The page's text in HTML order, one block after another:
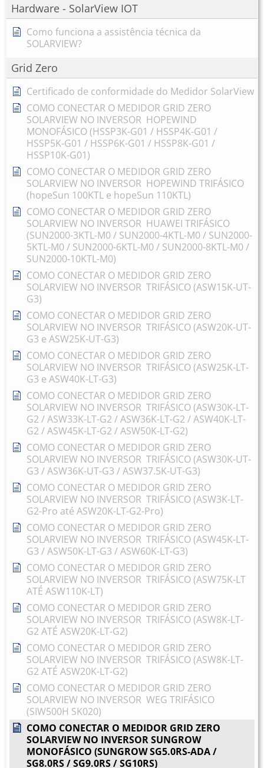
Hardware - SolarView IOT
Como funciona a assistência técnica da
SOLARVIEW?
Grid Zero
Certificado de conformidade do Medidor SolarView
COMO CONECTAR O MEDIDOR GRID ZERO
SOLARVIEW NO INVERSOR HOPEWIND
MONOFÁSICO (HSSP3K-G01 / HSSP4K-G01 /
HSSP5K-G01 / HSSP6K-G01 / HSSP8K-G01 /
HSSP10K-G01)
COMO CONECTAR O MEDIDOR GRID ZERO
SOLARVIEW NO INVERSOR HOPEWIND TRIFÁSICO
(hopeSun 100KTL e hopeSun 110KTL)
COMO CONECTAR O MEDIDOR GRID ZERO
SOLARVIEW NO INVERSOR HUAWEI TRIFÁSICO
(SUN2000-3KTL-M0 / SUN2000-4KTL-M0 / SUN2000-
5KTL-M0 / SUN2000-6KTL-M0 / SUN2000-8KTL-M0 /
SUN2000-10KTL-M0)
COMO CONECTAR O MEDIDOR GRID ZERO
SOLARVIEW NO INVERSOR TRIFÁSICO (ASW15K-UT-
G3)
COMO CONECTAR O MEDIDOR GRID ZERO
SOLARVIEW NO INVERSOR TRIFÁSICO (ASW20K-UT-
G3 e ASW25K-UT-G3)
COMO CONECTAR O MEDIDOR GRID ZERO
SOLARVIEW NO INVERSOR TRIFÁSICO (ASW25K-LT-
G3 e ASW40K-LT-G3)
COMO CONECTAR O MEDIDOR GRID ZERO
SOLARVIEW NO INVERSOR TRIFÁSICO (ASW30K-LT-
G2 / ASW33K-LT-G2 / ASW36K-LT-G2 / ASW40K-LT-
G2 / ASW45K-LT-G2 / ASW50K-LT-G2)
COMO CONECTAR O MEDIDOR GRID ZERO
SOLARVIEW NO INVERSOR TRIFÁSICO (ASW30K-UT-
G3 / ASW36K-UT-G3 / ASW37.5K-UT-G3)
COMO CONECTAR O MEDIDOR GRID ZERO
SOLARVIEW NO INVERSOR TRIFÁSICO (ASW3K-LT-
G2-Pro até ASW20K-LT-G2-Pro)
COMO CONECTAR O MEDIDOR GRID ZERO
SOLARVIEW NO INVERSOR TRIFÁSICO (ASW45K-LT-
G3 / ASW50K-LT-G3 / ASW60K-LT-G3)
COMO CONECTAR O MEDIDOR GRID ZERO
SOLARVIEW NO INVERSOR TRIFÁSICO (ASW75K-LT
ATÉ ASW110K-LT)
COMO CONECTAR O MEDIDOR GRID ZERO
SOLARVIEW NO INVERSOR TRIFÁSICO (ASW8K-LT-
G2 ATÉ ASW20K-LT-G2)
COMO CONECTAR O MEDIDOR GRID ZERO
SOLARVIEW NO INVERSOR TRIFÁSICO (ASW8K-LT-
G2 ATÉ ASW20K-LT-G2)
COMO CONECTAR O MEDIDOR GRID ZERO
SOLARVIEW NO INVERSOR WEG TRIFÁSICO
(SIW500H SK020)
COMO CONECTAR O MEDIDOR GRID ZERO
SOLARVIEW NO INVERSOR SUNGROW
MONOFÁSICO (SUNGROW SG5.0RS-ADA /
SG8.0RS / SG9.0RS / SG10RS)